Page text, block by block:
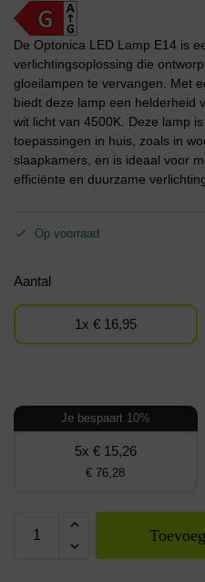
De Optonica LED Lamp E14 is
verlichtingsoplossing die
gloeilampen te vervangen. Met
biedt deze lamp een helderheid
wit licht van 4500K. Deze lamp
toepassingen in huis, zoals in
slaapkamers, en is ideaal voor
efficiënte en duurzame
Op voorraad
Aantal
1x € 16,95
Je bespaart 10%
5x € 15,26
€ 76,28